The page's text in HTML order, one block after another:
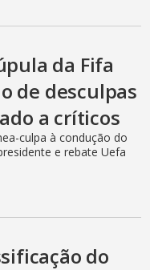
da Fifa
de desculpas
a críticos
culpa à condução do
e rebate Uefa
do